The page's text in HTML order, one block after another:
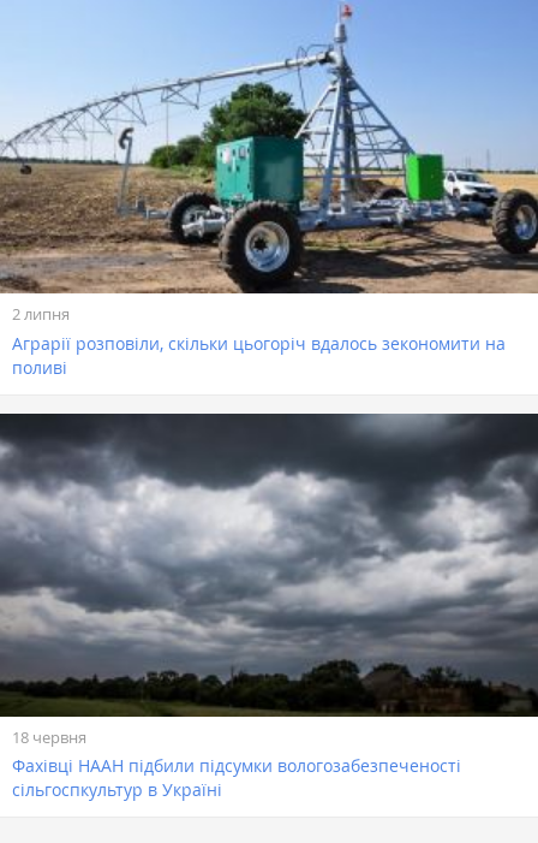
2 липня
Аграрії розповіли, скільки цьогоріч вдалось зекономити на
поливі
18 червня
Фахівці НААН підбили підсумки вологозабезпеченості
сільгоспкультур в Україні